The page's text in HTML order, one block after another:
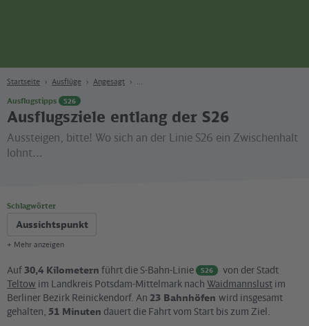
Startseite Ausflüge Angesagt
Ausflugstipps S26
Ausflugsziele entlang der S26
Aussteigen, bitte! Wo sich an der Linie S26 ein Zwischenhalt
lohnt...
Schlagwörter
Aussichtspunkt
+ Mehr anzeigen
Auf30,4 Kilometern führt die S-Bahn-Linie S26
von der Stadt
Teltow im Landkreis Potsdam-Mittelmark nach Waidmannslust im
Berliner Bezirk Reinickendorf. An 23 Bahnhöfen wird insgesamt
gehalten, 51 Minuten dauert die Fahrt vom Start bis zum Ziel.